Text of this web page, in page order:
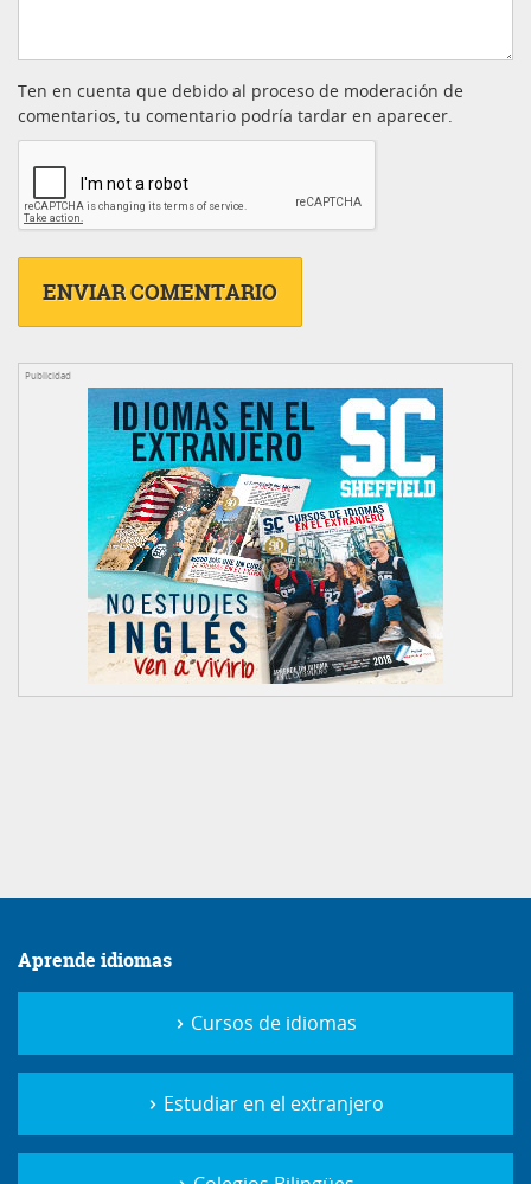
Ten en cuenta que debido al proceso de moderación de
comentarios, tu comentario podría tardar en aparecer.
Publicidad
Aprende idiomas
Cursos de idiomas
Estudiar en el extranjero